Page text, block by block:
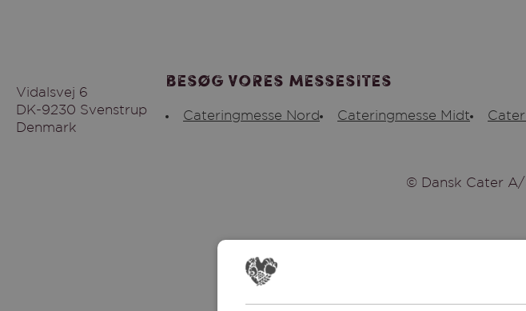
Vidalsvej 6
DK-9230 Svenstrup
Denmark
Besøg vores messesites
Cateringmesse Nord Cateringmesse Midt
© Dansk Cater